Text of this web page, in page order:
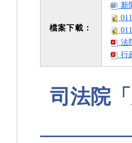
檔案下載：
新
法
行
司法院